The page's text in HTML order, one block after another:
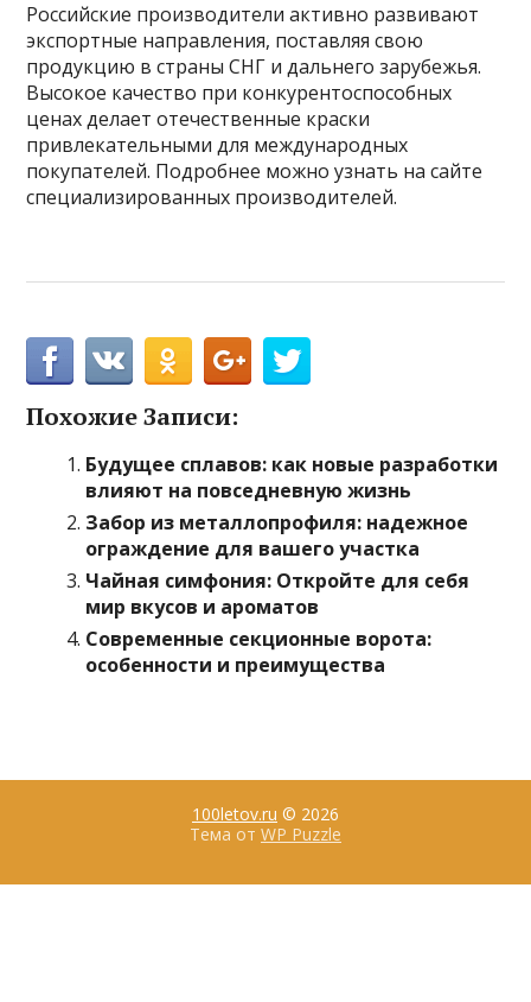
Российские производители активно развивают
экспортные направления, поставляя свою
продукцию в страны СНГ и дальнего зарубежья.
Высокое качество при конкурентоспособных
ценах делает отечественные краски
привлекательными для международных
покупателей. Подробнее можно узнать на сайте
специализированных производителей.
Похожие Записи:
Будущее сплавов: как новые разработки
влияют на повседневную жизнь
Забор из металлопрофиля: надежное
ограждение для вашего участка
Чайная симфония: Откройте для себя
мир вкусов и ароматов
Современные секционные ворота:
особенности и преимущества
100letov.ru © 2026
Тема от WP Puzzle